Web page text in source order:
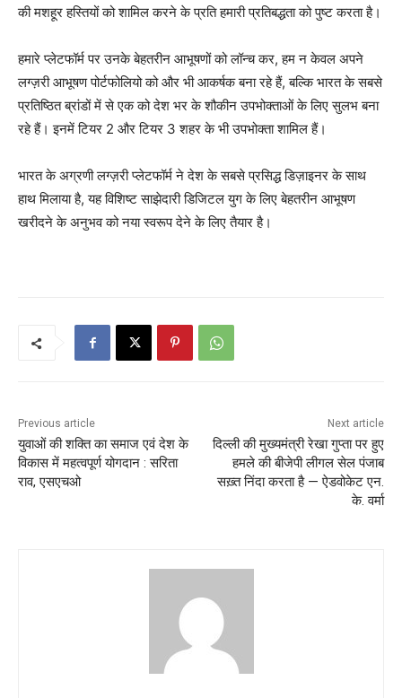
की मशहूर हस्तियों को शामिल करने के प्रति हमारी प्रतिबद्धता को पुष्ट करता है।
हमारे प्लेटफॉर्म पर उनके बेहतरीन आभूषणों को लॉन्च कर, हम न केवल अपने
लग्ज़री आभूषण पोर्टफोलियो को और भी आकर्षक बना रहे हैं, बल्कि भारत के सबसे
प्रतिष्ठित ब्रांडों में से एक को देश भर के शौकीन उपभोक्ताओं के लिए सुलभ बना
रहे हैं। इनमें टियर 2 और टियर 3 शहर के भी उपभोक्ता शामिल हैं।
भारत के अग्रणी लग्ज़री प्लेटफॉर्म ने देश के सबसे प्रसिद्ध डिज़ाइनर के साथ
हाथ मिलाया है, यह विशिष्ट साझेदारी डिजिटल युग के लिए बेहतरीन आभूषण
खरीदने के अनुभव को नया स्वरूप देने के लिए तैयार है।
Previous article
युवाओं की शक्ति का समाज एवं देश के
विकास में महत्वपूर्ण योगदान : सरिता
राव, एसएचओ
Next article
दिल्ली की मुख्यमंत्री रेखा गुप्ता पर हुए
हमले की बीजेपी लीगल सेल पंजाब
सख़्त निंदा करता है — ऐडवोकेट एन.
के. वर्मा